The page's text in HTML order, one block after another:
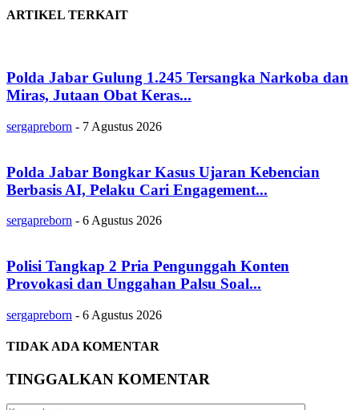
ARTIKEL TERKAIT
Polda Jabar Gulung 1.245 Tersangka Narkoba dan
Miras, Jutaan Obat Keras...
sergapreborn - 7 Agustus 2026
Polda Jabar Bongkar Kasus Ujaran Kebencian
Berbasis AI, Pelaku Cari Engagement...
sergapreborn - 6 Agustus 2026
Polisi Tangkap 2 Pria Pengunggah Konten
Provokasi dan Unggahan Palsu Soal...
sergapreborn - 6 Agustus 2026
TIDAK ADA KOMENTAR
TINGGALKAN KOMENTAR